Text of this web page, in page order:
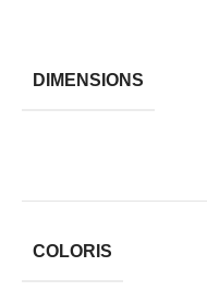
DIMENSIONS
COLORIS